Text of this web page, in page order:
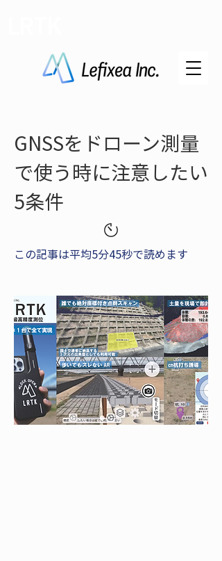
GNSSをドローン測量
で使う時に注意したい
5条件
この記事は平均5分45秒で読めます